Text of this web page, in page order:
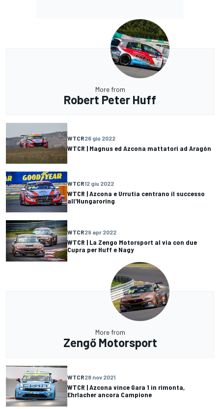
More from
Robert Peter Huff
WTCR26 giu 2022
WTCR | Magnus ed Azcona mattatori ad Aragón
WTCR12 giu 2022
WTCR | Azcona e Urrutia centrano il successo
all'Hungaroring
WTCR29 apr 2022
WTCR | La Zengo Motorsport al via con due
Cupra per Huff e Nagy
More from
Zengő Motorsport
WTCR28 nov 2021
WTCR | Azcona vince Gara 1 in rimonta,
Ehrlacher ancora Campione